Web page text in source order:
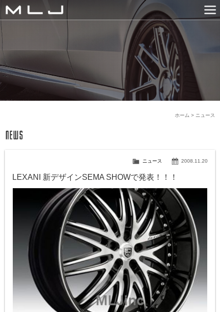
MLJ / Lexani(レクサーニ
PRODUCTS
GALLERY
SNS
NEWS
COMPANY
HISTORY
CONTACT US
LINK
ニュース
ホーム >
2008.11.20
ニュース
LEXANI 新デザインSEMA SHOWで発表！！！